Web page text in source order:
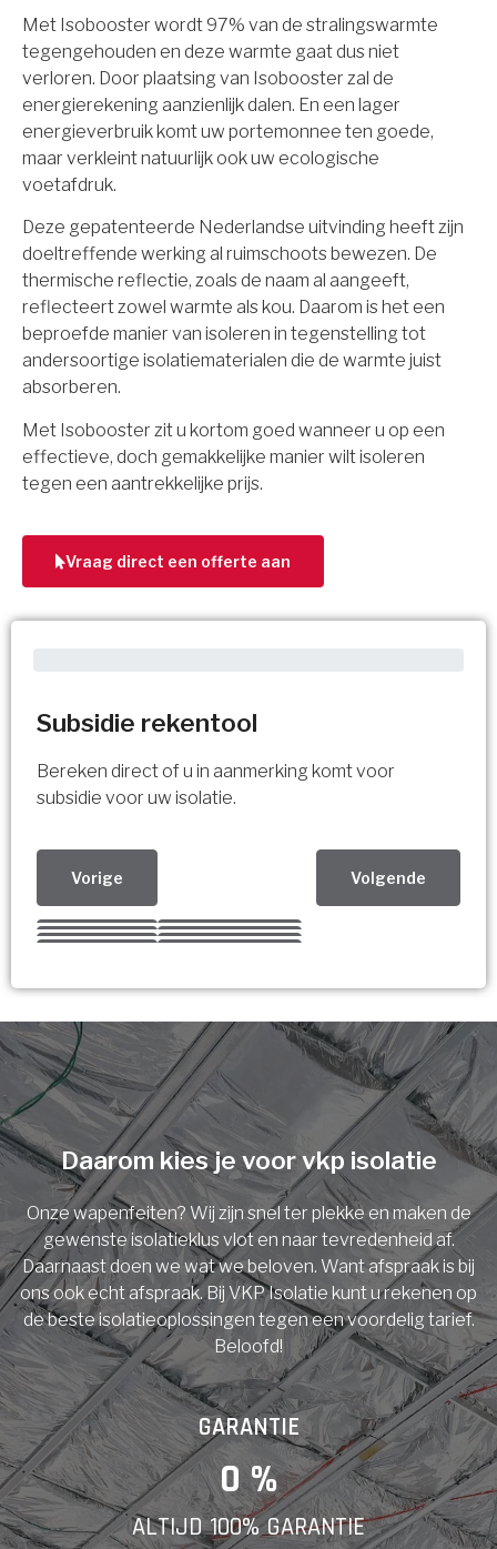
Subsidie rekentool
Bereken direct of u in aanmerking komt voor
subsidie voor uw isolatie.
Vorige Volgende
Kies uw Isolatiemaatregel
Meerdere keuzes mogelijk
Isolatiemaatregel
Spouwisolatie
Vloerisolatie
Dakisolatie
Gevelisolatie
Vorige Volgende
Vorige Volgende
U komt in aanmerking voor
subsidie!
Vul uw gegevens in en ontvang nu direct uw
berekening per mail.
Voornaam
Achternaam
E-mail
Met Isobooster wordt 97% van de stralingswarmte
tegengehouden en deze warmte gaat dus niet
verloren. Door plaatsing van Isobooster zal de
energierekening aanzienlijk dalen. En een lager
energieverbruik komt uw portemonnee ten goede,
maar verkleint natuurlijk ook uw ecologische
voetafdruk.
Deze gepatenteerde Nederlandse uitvinding heeft zijn
doeltreffende werking al ruimschoots bewezen. De
thermische reflectie, zoals de naam al aangeeft,
reflecteert zowel warmte als kou. Daarom is het een
beproefde manier van isoleren in tegenstelling tot
andersoortige isolatiematerialen die de warmte juist
absorberen.
Met Isobooster zit u kortom goed wanneer u op een
effectieve, doch gemakkelijke manier wilt isoleren
tegen een aantrekkelijke prijs.
Vraag direct een offerte aan
Daarom kies je voor vkp isolatie
Onze wapenfeiten? Wij zijn snel ter plekke en maken de
gewenste isolatieklus vlot en naar tevredenheid af.
Daarnaast doen we wat we beloven. Want afspraak is bij
ons ook echt afspraak. Bij VKP Isolatie kunt u rekenen op
de beste isolatieoplossingen tegen een voordelig tarief.
Beloofd!
GARANTIE
0 %
ALTIJD 100% GARANTIE